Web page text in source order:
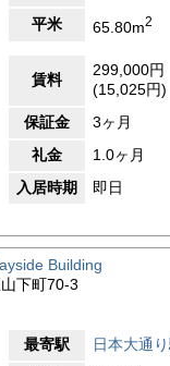
平米
65.80m2
賃料
299,000円
(15,025円)
保証金
3ヶ月
礼金
1.0ヶ月
入居時期
即日
Building
下町70-3
最寄駅 日本大通